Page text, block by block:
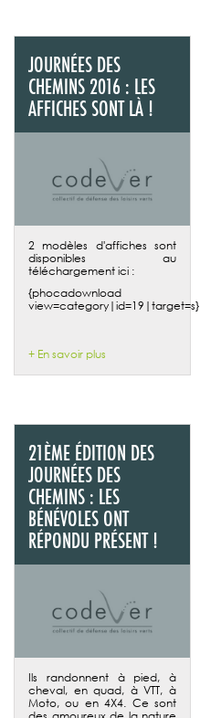
JOURNÉES DES
CHEMINS 2016 : LES
AFFICHES SONT LÀ !
2 modèles d'affiches sont
disponibles au
téléchargement ici :
{phocadownload
view=category|id=19|target=s}
+ En savoir plus
21ÈME ÉDITION DES
JOURNÉES DES
CHEMINS : LES
BÉNÉVOLES ONT
RÉPONDU PRÉSENT !
Ils randonnent à pied, à
cheval, en quad, à VTT, à
Moto, ou en 4X4. Ce sont